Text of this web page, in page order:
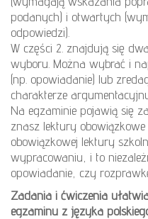
podanych) i otwartych
odpowiedzi).
W części 2. znajdują się
wyboru. Można wybrać i
(np. opowiadanie) lub
charakterze
Na egzaminie pojawią się
znasz lektury
obowiązkowej lektury
wypracowaniu, i to
opowiadanie, czy
Zadania i ćwiczenia
egzaminu z języka